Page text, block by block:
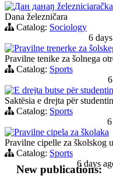
Дан данаŋ
Dana železničara
Catalog: Sociology
6
Pravilne trenerke za
Pravilne tenike za šolnega
Catalog: Sports
E drejta butse për
Saktësia e drejta për studentin
Catalog: Sports
Pravilne cipela za školaka
Pravilne cipelle za školskog
Catalog: Sports
6 days
New publications: